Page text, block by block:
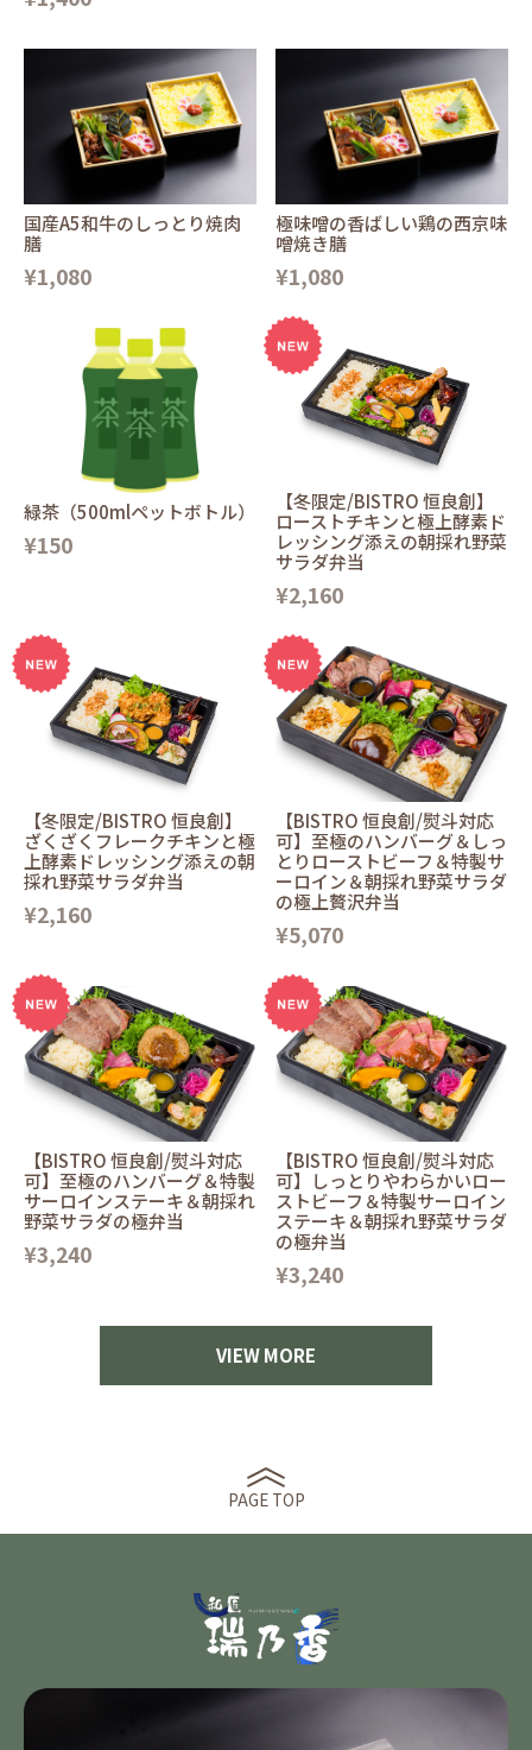
国産A5和牛のしっとり焼肉
膳
¥1,080
極味噌の香ばしい鶏の西京味
噌焼き膳
¥1,080
緑茶（500mlペットボトル）
¥150
【冬限定/BISTRO 恒良創】
ローストチキンと極上酵素ド
レッシング添えの朝採れ野菜
サラダ弁当
¥2,160
【冬限定/BISTRO 恒良創】
ざくざくフレークチキンと極
上酵素ドレッシング添えの朝
採れ野菜サラダ弁当
¥2,160
【BISTRO 恒良創/熨斗対応
可】至極のハンバーグ＆しっ
とりローストビーフ＆特製サ
ーロイン＆朝採れ野菜サラダ
の極上贅沢弁当
¥5,070
【BISTRO 恒良創/熨斗対応
可】至極のハンバーグ＆特製
サーロインステーキ＆朝採れ
野菜サラダの極弁当
¥3,240
【BISTRO 恒良創/熨斗対応
可】しっとりやわらかいロー
ストビーフ＆特製サーロイン
ステーキ＆朝採れ野菜サラダ
の極弁当
¥3,240
VIEW MORE
PAGE TOP